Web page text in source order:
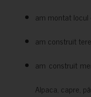
am montat locul
am construit
am construit
Alpaca, capre,